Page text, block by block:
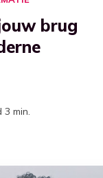
brug
3 min.